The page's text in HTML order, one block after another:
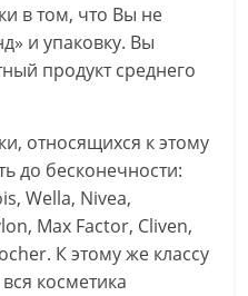
в том, что Вы не
и упаковку. Вы
продукт среднего
относящихся к этому
до бесконечности:
Wella, Nivea,
Max Factor, Cliven,
К этому же классу
косметика